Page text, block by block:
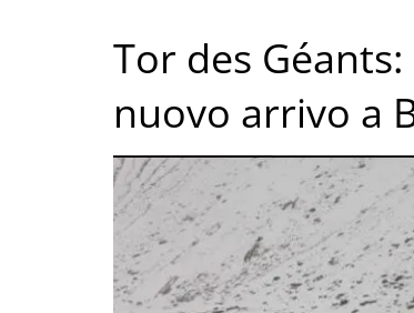
Tor des
nuovo arrivo a